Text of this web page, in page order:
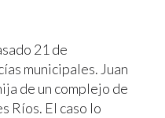
21 de
municipales. Juan
de un complejo de
Ríos. El caso lo